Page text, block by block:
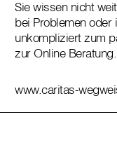
Sie wissen nicht
bei Problemen oder
unkompliziert zum
zur Online Beratung.
www.caritas-